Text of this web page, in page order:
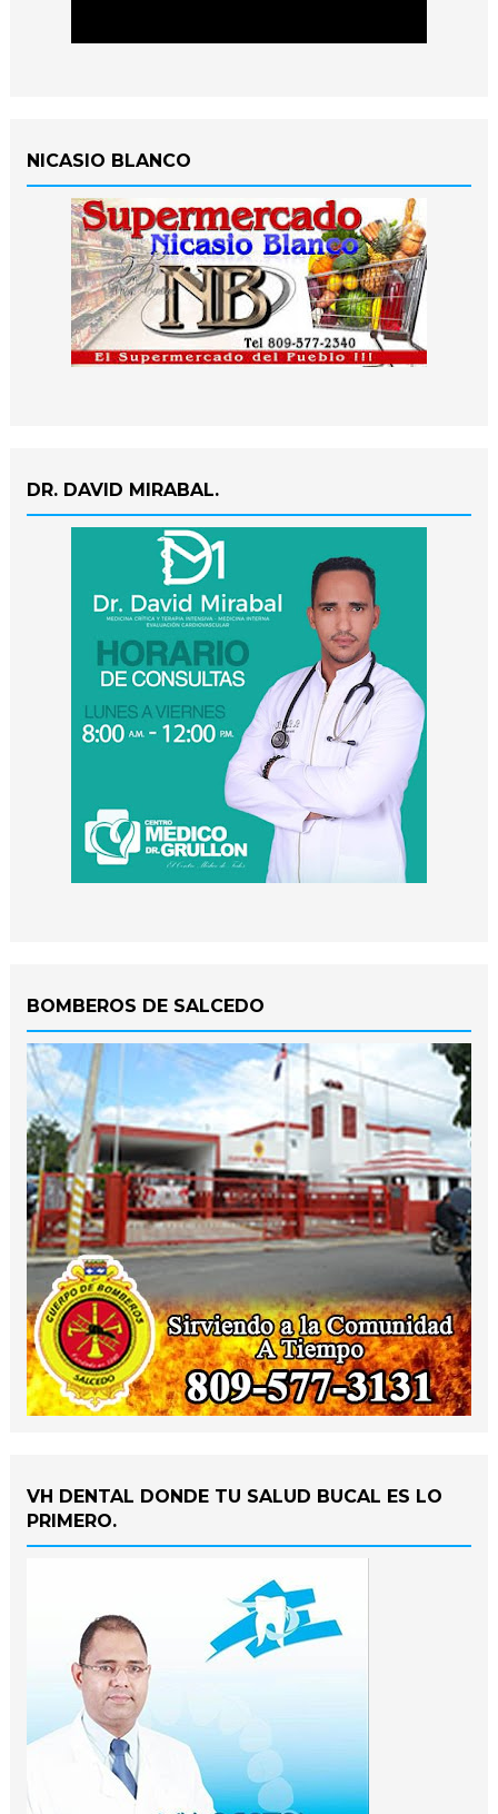
NICASIO BLANCO
DR. DAVID MIRABAL.
BOMBEROS DE SALCEDO
VH DENTAL DONDE TU SALUD BUCAL ES LO
PRIMERO.